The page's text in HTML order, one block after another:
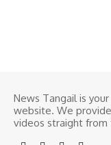
News Tangail is
website. We
videos straight